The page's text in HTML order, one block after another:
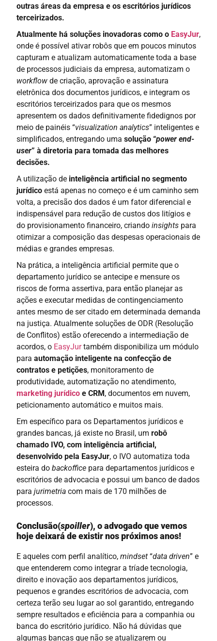
outras áreas da empresa e os escritórios jurídicos
terceirizados.
Atualmente há soluções inovadoras como o EasyJur,
onde é possível ativar robôs que em poucos minutos
capturam e atualizam automaticamente toda a base
de processos judiciais da empresa, automatizam o
workflow de criação, aprovação e assinatura
eletrônica dos documentos jurídicos, e integram os
escritórios terceirizados para que os mesmos
apresentem os dados definitivamente fidedignos por
meio de painéis “visualization analytics” inteligentes e
simplificados, entregando uma solução “power end-
user” à diretoria para tomada das melhores
decisões.
A utilização deinteligência artificial no segmento
jurídicoestá apenas no começo e é um caminho sem
volta, a precisão dos dados é um fator diferencial e
indispensável para redução de custos dos litígios e
do provisionamento financeiro, criando insights para
otimizar a composição das despesas operacionais de
médias e grandes empresas.
Na prática, a inteligência artificial permite que o
departamento jurídico se antecipe e mensure os
riscos de forma assertiva, para então planejar as
ações e executar medidas de contingenciamento
antes mesmo de ser citado em determinada demanda
na justiça. Atualmente soluções de ODR (Resolução
de Conflitos) estão oferecendo a intermediação de
acordos, o EasyJurtambém disponibiliza um módulo
para automação inteligente na confecção de
contratos e petições, monitoramento de
produtividade, automatização no atendimento,
marketing jurídicoe CRM, documentos em nuvem,
peticionamento automático e muitos mais.
Em específico para os Departamentos jurídicos e
grandes bancas, já existe no Brasil, um robô
chamado IVO, com inteligência artificial,
desenvolvido pela EasyJur, o IVO automatiza toda
esteira do backoffice para departamentos jurídicos e
escritórios de advocacia e possui um banco de dados
para jurimetriacom mais de 170 milhões de
processos.
Conclusão(spoiller), o advogado que vemos
hoje deixará de existir nos próximos anos!
E aqueles com perfil analítico, mindset “data driven” e
que entenderem como integrar a tríade tecnologia,
direito e inovação aos departamentos jurídicos,
pequenos e grandes escritórios de advocacia, com
certeza terão seu lugar ao sol garantido, entregando
sempre resultados e eficiência para a companhia ou
banca do escritório jurídico. Não há dúvidas que
algumas bancas que não se atualizarem ou